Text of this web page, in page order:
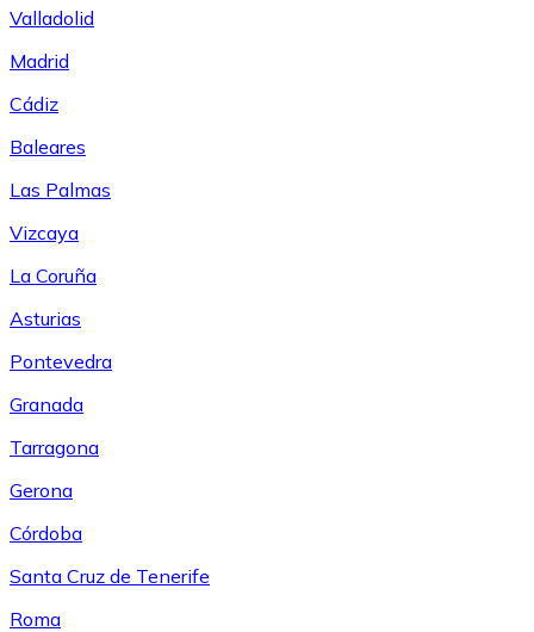
Valladolid
Madrid
Cádiz
Baleares
Las Palmas
Vizcaya
La Coruña
Asturias
Pontevedra
Granada
Tarragona
Gerona
Córdoba
Santa Cruz de Tenerife
Roma